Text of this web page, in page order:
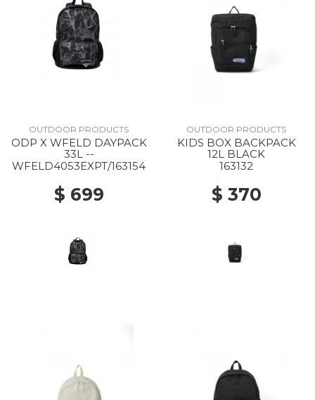
OUTDOOR PRODUCTS
ODP X WFELD DAYPACK
33L --
WFELD4053EXPT/163154
$ 699
OUTDOOR PRODUCTS
KIDS BOX BACKPACK
12L BLACK
163132
$ 370